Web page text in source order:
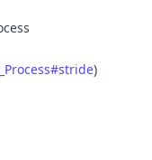
)